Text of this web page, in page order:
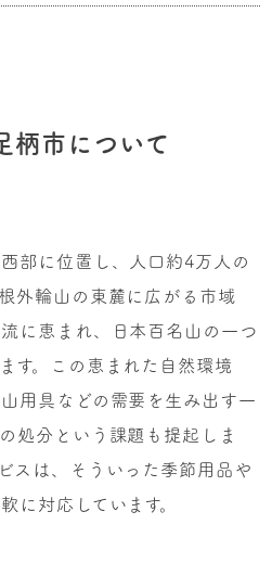
柄市について
部に位置し、人口約4万人の
外輪山の東麓に広がる市域
に恵まれ、日本百名山の一つ
す。この恵まれた自然環境
用具などの需要を生み出す一
処分という課題も提起しま
スは、そういった季節用品や
に対応しています。